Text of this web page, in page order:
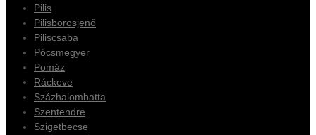
Pilis
Pilisborosjenő
Piliscsaba
Pócsmegyer
Pomáz
Ráckeve
Százhalombatta
Szentendre
Szigetbecse